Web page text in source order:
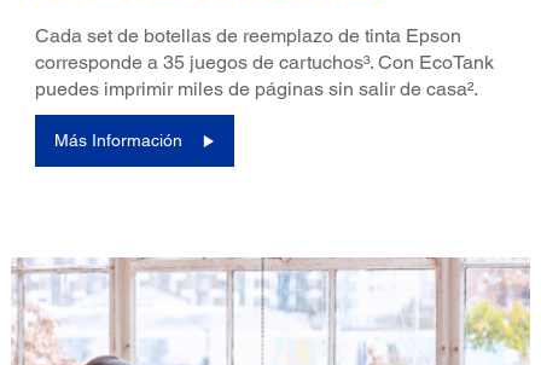
Cada set de botellas de reemplazo de tinta Epson
corresponde a 35 juegos de cartuchos³. Con EcoTank
puedes imprimir miles de páginas sin salir de casa².
Más Información